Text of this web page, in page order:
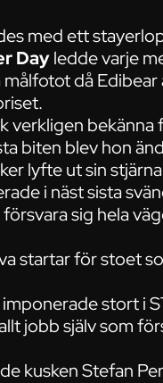
med ett
Dayledde varje
då
verkligen bekänna
biten blev hon
lyfte ut sin
i näst sista
sig hela
startar för stoet
stort i
jobb själv som
kusken Stefan